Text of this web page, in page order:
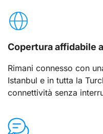
Copertura affidabile
Rimani connesso con
Istanbul e in tutta la
connettività senza